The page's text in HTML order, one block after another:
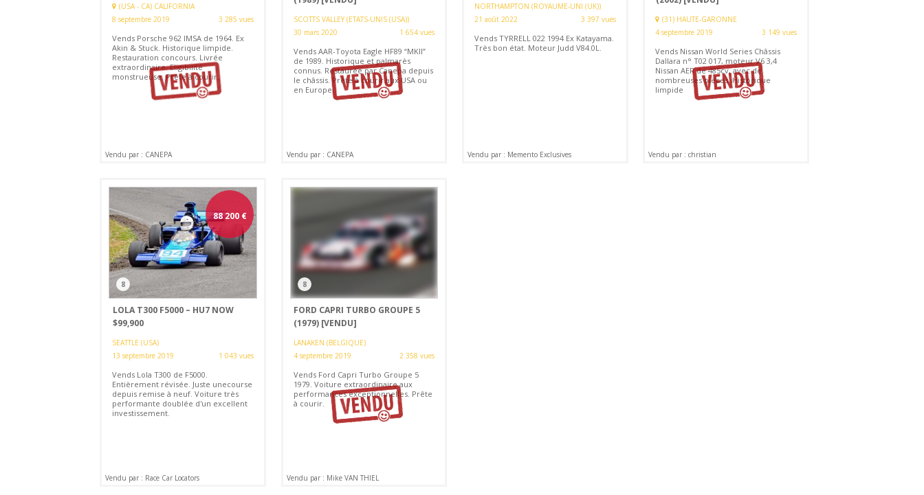
(USA - CA) CALIFORNIA
8 septembre 2019
3 285 vues
Vends Porsche 962 IMSA de 1964. Ex
Akin & Stuck. Historique limpide.
Restauration concours. Livrée
extraordinaire. Eligibilité
monstrueuse. Prête à courir.
Vendu par : CANEPA
SCOTTS VALLEY (ETATS-UNIS (USA))
30 mars 2020
1 654 vues
Vends AAR-Toyota Eagle HF89 “MKII”
de 1989. Historique et palmarès
connus. Restaurée par Canepa depuis
le châssis. Prête à courir aux USA ou
en Europe.
Vendu par : CANEPA
NORTHAMPTON (ROYAUME-UNI (UK))
21 août 2022
3 397 vues
Vends TYRRELL 022 1994 Ex Katayama.
Très bon état. Moteur Judd V84.0L.
Vendu par : Memento Exclusives
(31) HAUTE-GARONNE
4 septembre 2019
3 149 vues
Vends Nissan World Series Châssis
Dallara n° T02 017, moteur V6 3,4
Nissan AER de 485cv, avec de
nombreuses pièces. Historique
limpide
Vendu par : christian
88 200€
8
LOLA T300 F5000 – HU7 NOW
$99,900
SEATTLE (USA)
13 septembre 2019
1 043 vues
Vends Lola T300 de F5000.
Entièrement révisée. Juste unecourse
depuis remise à neuf. Voiture très
performante doublée d'un excellent
investissement.
Vendu par : Race Car Locators
8
FORD CAPRI TURBO GROUPE 5
(1979) [VENDU]
LANAKEN (BELGIQUE)
4 septembre 2019
2 358 vues
Vends Ford Capri Turbo Groupe 5
1979. Voiture extraordinaire aux
performances exceptionnelles. Prête
à courir.
Vendu par : Mike VAN THIEL